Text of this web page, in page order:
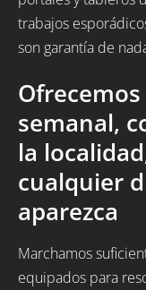
trabajos
son garantía de
semanal,
la
cualquier
aparezca
Marchamos
equipados para